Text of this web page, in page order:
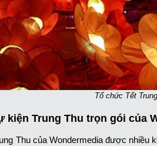
Tổ chức Tết
kiện Trung Thu trọn gói của
Thu của Wondermedia được nhiều